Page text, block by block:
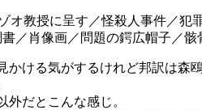
オ教授に呈す／怪殺人事件／
／肖像画／問題の鍔広帽子／
ける気がするけれど邦訳は森
だとこんな感じ。